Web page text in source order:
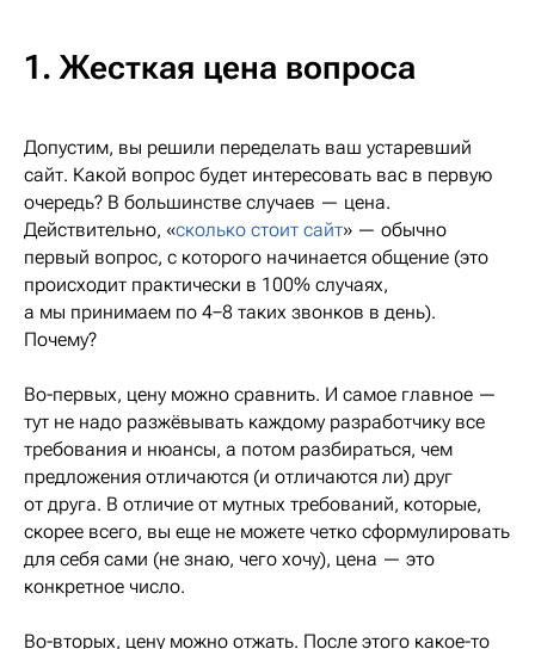
1. Жесткая цена вопроса
Допустим, вы решили переделать ваш устаревший
сайт. Какой вопрос будет интересовать вас в первую
очередь? В большинстве случаев — цена.
Действительно, «сколько стоит сайт» — обычно
первый вопрос, с которого начинается общение (это
происходит практически в 100% случаях,
а мы принимаем по 4−8 таких звонков в день).
Почему?
Во-первых, цену можно сравнить. И самое главное —
тут не надо разжёвывать каждому разработчику все
требования и нюансы, а потом разбираться, чем
предложения отличаются (и отличаются ли) друг
от друга. В отличие от мутных требований, которые,
скорее всего, вы еще не можете четко сформулировать
для себя сами (не знаю, чего хочу), цена — это
конкретное число.
Во-вторых, цену можно отжать. После этого какое-то